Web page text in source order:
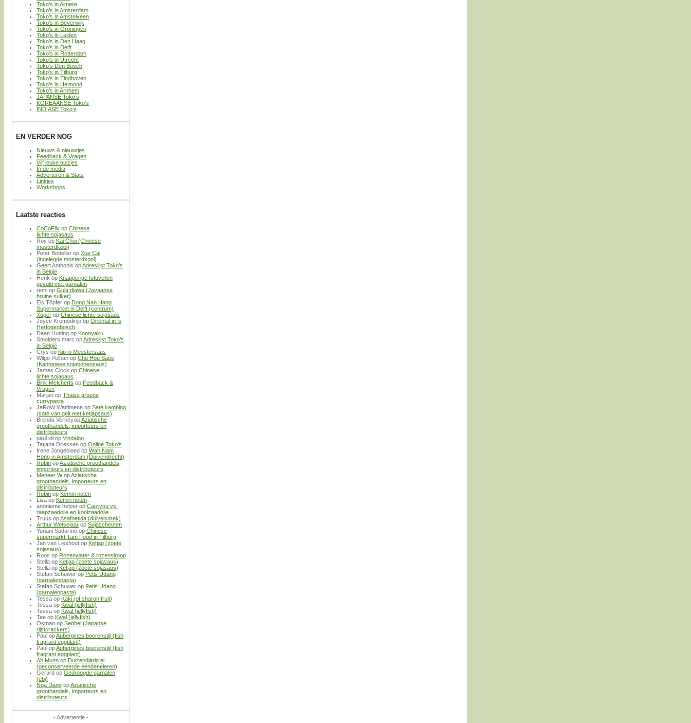
Toko’s in Almere
Toko’s in Amsterdam
Toko’s in Amstelveen
Toko’s in Beverwijk
Toko’s in Groningen
Toko’s in Leiden
Toko’s in Den Haag
Toko’s in Delft
Toko’s in Rotterdam
Toko’s in Utrecht
Toko’s Den Bosch
Toko’s in Tilburg
Toko’s in Eindhoven
Toko’s in Helmond
Toko’s in Arnhem
JAPANSE Toko’s
KOREAANSE Toko’s
INDIASE Toko’s
EN VERDER NOG
Nieuws & nieuwtjes
Feedback & Vragen
Vijf leuke quizjes
In de media
Adverteren & Stats
Linkjes
Workshops
Laatste reacties
CoCoFlix op Chinese
lichte sojasaus
Roy op Kai Choi (Chinese
mosterdkool)
Peter Bottelier op Xue Cai
(ingelegde mosterdkool)
Geert Anthonis opAdreslijst Toko’s
in België
Henk op Knapperige tofuvellen
gevuld met garnalen
remi op Gula djawa (Javaanse
bruine suiker)
Els Töpfer op Dong Nan Hang
Supermarket in Delft (centrum)
Xuper op Chinese lichte sojasaus
Joyce Kromodirijo op Oriental in ’s
Hertogenbosch
Daan Hutting op Konnyaku
Smolders marc opAdreslijst Toko’s
in België
Crys op Kip in Meestersaus
Wilgo Pelhan op Chu Hou Saus
(Kantonese sojabonensaus)
James Clock op Chinese
lichte sojasaus
Bink Melcherts op Feedback &
Vragen
Marjan op Thaise groene
currypasta
JaRoW Wattimena op Saté kambing
(saté van geit met ketjapsaus)
Brenda Verheij opAziatische
groothandels, importeurs en
distributeurs
paul idi op Vindaloo
Tatjana Driessen op Online Toko’s
Irene Jongebloed op Wah Nam
Hong in Amsterdam (Duivendrecht)
Robin opAziatische groothandels,
importeurs en distributeurs
Meneer WopAziatische
groothandels, importeurs en
distributeurs
Robin op Kemiri noten
Lisa op Kemiri noten
anonieme helper op Caiziyou vs.
raapzaadolie en koolzaadolie
Truus opAsafoetida (duivelsdrek)
Arthur Wetselaar op Sojascheuten
Yuriani Sudarmo op Chinese
supermarkt Tam Food in Tilburg
Jan van Lieshout op Ketjap (zoete
sojasaus)
Roos op Rozenwater & rozensiroop
Stella op Ketjap (zoete sojasaus)
Stella op Ketjap (zoete sojasaus)
Stefan Schuwer op Petis Udang
(garnalenpasta)
Stefan Schuwer op Petis Udang
(garnalenpasta)
Tessa op Kaki (of sharon fruit)
Tessa op Kwal (jellyfish)
Tessa op Kwal (jellyfish)
Tee op Kwal (jellyfish)
Osman op Senbei (Japanse
rijstcrackers)
Paul opAubergines boerenstijl (fish
fragrant eggplant)
Paul opAubergines boerenstijl (fish
fragrant eggplant)
Ah Munn op Duizendjarig ei
(geconserveerde eendeneieren)
Gerard op Gedroogde garnalen
(ebi)
Nga Dang opAziatische
groothandels, importeurs en
distributeurs
- Advertentie -